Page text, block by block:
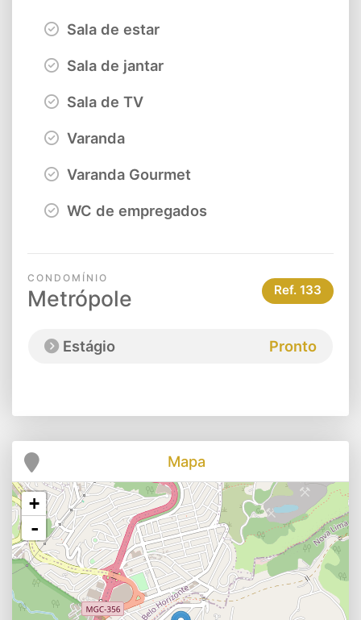
Sala de estar
Sala de jantar
Sala de TV
Varanda
Varanda Gourmet
WC de empregados
CONDOMÍNIO
Metrópole Ref. 133
Estágio Pronto
Mapa
+
-